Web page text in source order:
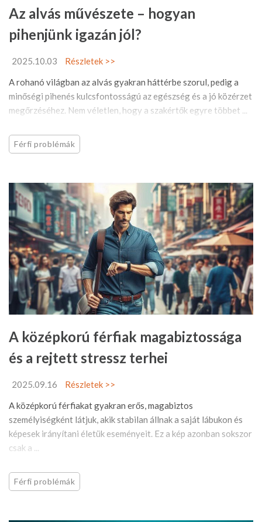
Az alvás művészete – hogyan
pihenjünk igazán jól?
2025.10.03
Részletek >>
A rohanó világban az alvás gyakran háttérbe szorul, pedig a
minőségi pihenés kulcsfontosságú az egészség és a jó közérzet
megőrzéséhez. Nem véletlen, hogy a szakértők egyre többet ...
Férfi problémák
A középkorú férfiak magabiztossága
és a rejtett stressz terhei
2025.09.16
Részletek >>
A középkorú férfiakat gyakran erős, magabiztos
személyiségként látjuk, akik stabilan állnak a saját lábukon és
képesek irányítani életük eseményeit. Ez a kép azonban sokszor
csak a ...
Férfi problémák